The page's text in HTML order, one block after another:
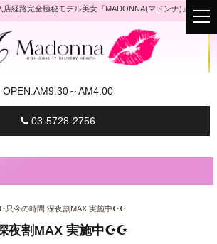
経路完全極秘モデル美女『MADONNA(マドンナ)』
OPEN. AM9:30～AM4:00
03-5728-2756
只今の時間 深夜割MAX 実施中☪☪
夜割MAX 実施中☪☪
t
o
g
i
t